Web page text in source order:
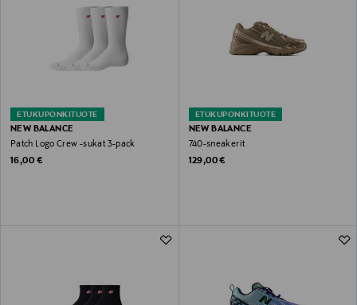
ETUKUPONKITUOTE
NEW BALANCE
Patch Logo Crew -sukat 3-pack
Original Price
16,00 €
ETUKUPONKITUOTE
NEW BALANCE
740-sneakerit
Original Price
129,00 €